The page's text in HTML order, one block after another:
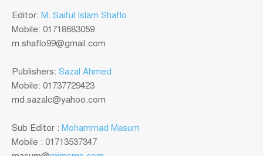
Editor: M. Saiful Islam Shaflo
Mobile: 01718683059
m.shaflo99@gmail.com
Publishers: Sazal Ahmed
Mobile: 01737729423
md.sazalc@yahoo.com
Sub Editor : Mohammad Masum
Mobile : 01713537347